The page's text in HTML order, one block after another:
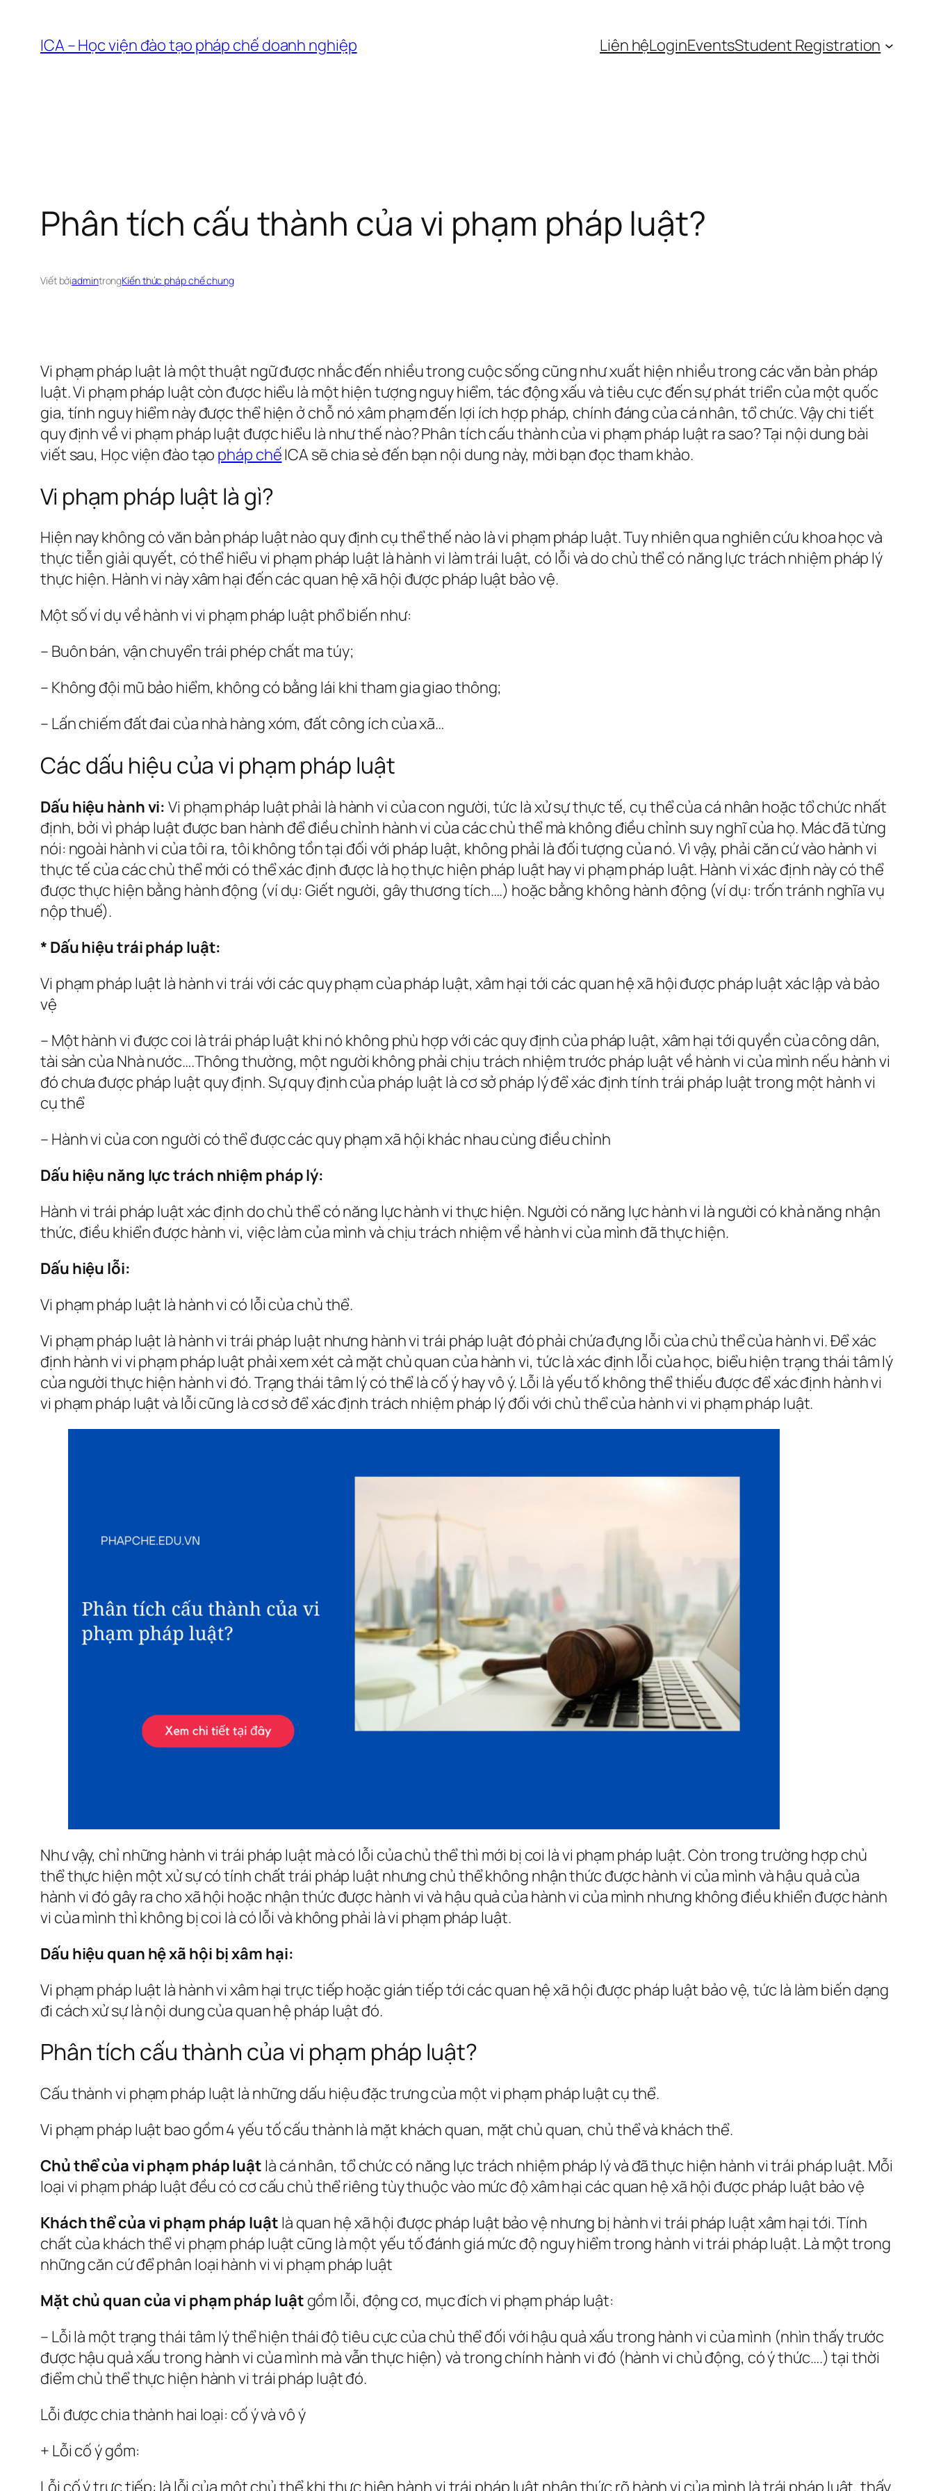
ICA – Học viện đào tạo pháp chế doanh nghiệp Liên hệLoginEventsStudent Registration
Phân tích cấu thành của vi phạm pháp luật?
Viết bởiadmintrongKiến thức pháp chế chung
Vi phạm pháp luật là một thuật ngữ được nhắc đến nhiều trong cuộc sống cũng như xuất hiện nhiều trong các văn bản pháp
luật. Vi phạm pháp luật còn được hiểu là một hiện tượng nguy hiểm, tác động xấu và tiêu cực đến sự phát triển của một quốc
gia, tính nguy hiểm này được thể hiện ở chỗ nó xâm phạm đến lợi ích hợp pháp, chính đáng của cá nhân, tổ chức. Vậy chi tiết
quy định về vi phạm pháp luật được hiểu là như thế nào? Phân tích cấu thành của vi phạm pháp luật ra sao? Tại nội dung bài
viết sau, Học viện đào tạo pháp chếICA sẽ chia sẻ đến bạn nội dung này, mời bạn đọc tham khảo.
Vi phạm pháp luật là gì?
Hiện nay không có văn bản pháp luật nào quy định cụ thể thế nào là vi phạm pháp luật. Tuy nhiên qua nghiên cứu khoa học và
thực tiễn giải quyết, có thể hiểu vi phạm pháp luật là hành vi làm trái luật, có lỗi và do chủ thể có năng lực trách nhiệm pháp lý
thực hiện. Hành vi này xâm hại đến các quan hệ xã hội được pháp luật bảo vệ.
Một số ví dụ về hành vi vi phạm pháp luật phổ biến như:
– Buôn bán, vận chuyển trái phép chất ma túy;
– Không đội mũ bảo hiểm, không có bằng lái khi tham gia giao thông;
– Lấn chiếm đất đai của nhà hàng xóm, đất công ích của xã…
Các dấu hiệu của vi phạm pháp luật
Dấu hiệu hành vi:Vi phạm pháp luật phải là hành vi của con người, tức là xử sự thực tế, cụ thể của cá nhân hoặc tổ chức nhất
định, bởi vì pháp luật được ban hành để điều chỉnh hành vi của các chủ thể mà không điều chỉnh suy nghĩ của họ. Mác đã từng
nói: ngoài hành vi của tôi ra, tôi không tồn tại đối với pháp luật, không phải là đối tượng của nó. Vì vậy, phải căn cứ vào hành vi
thực tế của các chủ thể mới có thể xác định được là họ thực hiện pháp luật hay vi phạm pháp luật. Hành vi xác định này có thể
được thực hiện bằng hành động (ví dụ: Giết người, gây thương tích….) hoặc bằng không hành động (ví dụ: trốn tránh nghĩa vụ
nộp thuế).
* Dấu hiệu trái pháp luật:
Vi phạm pháp luật là hành vi trái với các quy phạm của pháp luật, xâm hại tới các quan hệ xã hội được pháp luật xác lập và bảo
vệ
– Một hành vi được coi là trái pháp luật khi nó không phù hợp với các quy định của pháp luật, xâm hại tới quyền của công dân,
tài sản của Nhà nước….Thông thường, một người không phải chịu trách nhiệm trước pháp luật về hành vi của mình nếu hành vi
đó chưa được pháp luật quy định. Sự quy định của pháp luật là cơ sở pháp lý để xác định tính trái pháp luật trong một hành vi
cụ thể
– Hành vi của con người có thể được các quy phạm xã hội khác nhau cùng điều chỉnh
Dấu hiệu năng lực trách nhiệm pháp lý:
Hành vi trái pháp luật xác định do chủ thể có năng lực hành vi thực hiện. Người có năng lực hành vi là người có khả năng nhận
thức, điều khiển được hành vi, việc làm của mình và chịu trách nhiệm về hành vi của mình đã thực hiện.
Dấu hiệu lỗi:
Vi phạm pháp luật là hành vi có lỗi của chủ thể.
Vi phạm pháp luật là hành vi trái pháp luật nhưng hành vi trái pháp luật đó phải chứa đựng lỗi của chủ thể của hành vi. Để xác
định hành vi vi phạm pháp luật phải xem xét cả mặt chủ quan của hành vi, tức là xác định lỗi của học, biểu hiện trạng thái tâm lý
của người thực hiện hành vi đó. Trạng thái tâm lý có thể là cố ý hay vô ý. Lỗi là yếu tố không thể thiếu được để xác định hành vi
vi phạm pháp luật và lỗi cũng là cơ sở để xác định trách nhiệm pháp lý đối với chủ thể của hành vi vi phạm pháp luật.
Như vậy, chỉ những hành vi trái pháp luật mà có lỗi của chủ thể thì mới bị coi là vi phạm pháp luật. Còn trong trường hợp chủ
thể thực hiện một xử sự có tính chất trái pháp luật nhưng chủ thể không nhận thức được hành vi của mình và hậu quả của
hành vi đó gây ra cho xã hội hoặc nhận thức được hành vi và hậu quả của hành vi của mình nhưng không điều khiển được hành
vi của mình thì không bị coi là có lỗi và không phải là vi phạm pháp luật.
Dấu hiệu quan hệ xã hội bị xâm hại:
Vi phạm pháp luật là hành vi xâm hại trực tiếp hoặc gián tiếp tới các quan hệ xã hội được pháp luật bảo vệ, tức là làm biến dạng
đi cách xử sự là nội dung của quan hệ pháp luật đó.
Phân tích cấu thành của vi phạm pháp luật?
Cấu thành vi phạm pháp luật là những dấu hiệu đặc trưng của một vi phạm pháp luật cụ thể.
Vi phạm pháp luật bao gồm 4 yếu tố cấu thành là mặt khách quan, mặt chủ quan, chủ thể và khách thể.
Chủ thể của vi phạm pháp luật là cá nhân, tổ chức có năng lực trách nhiệm pháp lý và đã thực hiện hành vi trái pháp luật. Mỗi
loại vi phạm pháp luật đều có cơ cấu chủ thể riêng tùy thuộc vào mức độ xâm hại các quan hệ xã hội được pháp luật bảo vệ
Khách thể của vi phạm pháp luật là quan hệ xã hội được pháp luật bảo vệ nhưng bị hành vi trái pháp luật xâm hại tới. Tính
chất của khách thể vi phạm pháp luật cũng là một yếu tố đánh giá mức độ nguy hiểm trong hành vi trái pháp luật. Là một trong
những căn cứ để phân loại hành vi vi phạm pháp luật
Mặt chủ quan của vi phạm pháp luật gồm lỗi, động cơ, mục đích vi phạm pháp luật:
– Lỗi là một trạng thái tâm lý thể hiện thái độ tiêu cực của chủ thể đối với hậu quả xấu trong hành vi của mình (nhìn thấy trước
được hậu quả xấu trong hành vi của mình mà vẫn thực hiện) và trong chính hành vi đó (hành vi chủ động, có ý thức….) tại thời
điểm chủ thể thực hiện hành vi trái pháp luật đó.
Lỗi được chia thành hai loại: cố ý và vô ý
+ Lỗi cố ý gồm:
Lỗi cố ý trực tiếp: là lỗi của một chủ thể khi thực hiện hành vi trái pháp luật nhận thức rõ hành vi của mình là trái pháp luật, thấy